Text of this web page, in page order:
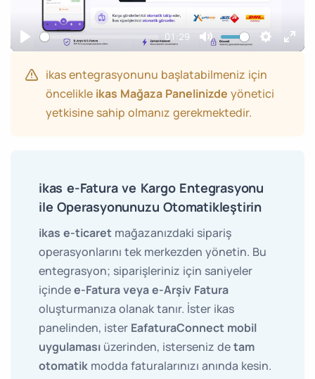
Play
01:29
Mute Settings
ikas entegrasyonunu başlatabilmeniz için
öncelikle ikas Mağaza Panelinizde yönetici
yetkisine sahip olmanız gerekmektedir.
ikas e-Fatura ve Kargo Entegrasyonu
ile Operasyonunuzu Otomatikleştirin
ikas e-ticaret mağazanızdaki sipariş
operasyonlarını tek merkezden yönetin. Bu
entegrasyon; siparişleriniz için saniyeler
içindee-Fatura veya e-Arşiv Fatura
oluşturmanıza olanak tanır. İster ikas
panelinden, ister EafaturaConnect mobil
uygulaması üzerinden, isterseniz detam
otomatik modda faturalarınızı anında kesin.